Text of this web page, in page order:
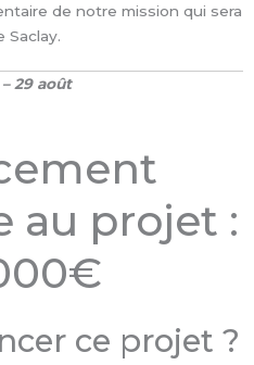
de notre mission qui sera
Saclay.
29 août
au projet :
ce projet ?